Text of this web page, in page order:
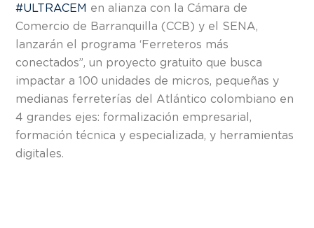
#ULTRACEM en alianza con la Cámara de
Comercio de Barranquilla (CCB) y el SENA,
lanzarán el programa ‘Ferreteros más
conectados”, un proyecto gratuito que busca
impactar a 100 unidades de micros, pequeñas y
medianas ferreterías del Atlántico colombiano en
4 grandes ejes: formalización empresarial,
formación técnica y especializada, y herramientas
digitales.